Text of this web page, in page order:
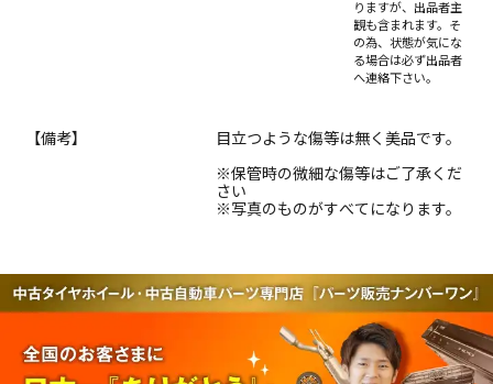
りますが、出品者主
観も含まれます。そ
の為、状態が気にな
る場合は必ず出品者
へ連絡下さい。
【備考】
目立つような傷等は無く美品です。
※保管時の微細な傷等はご了承くだ
さい
※写真のものがすべてになります。